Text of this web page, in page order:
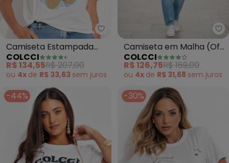
Colcci - Camiseta Estampada
Camiseta Estampada
(Off White)
COLCCI
R$ 134,55R$ 207,00
ou 4x de R$ 33,63 sem juros
Camiseta em Malha (Off
White)
COLCCI
R$ 126,75R$ 169,00
ou 4x de R$ 31,68 sem juros
-44% -30%